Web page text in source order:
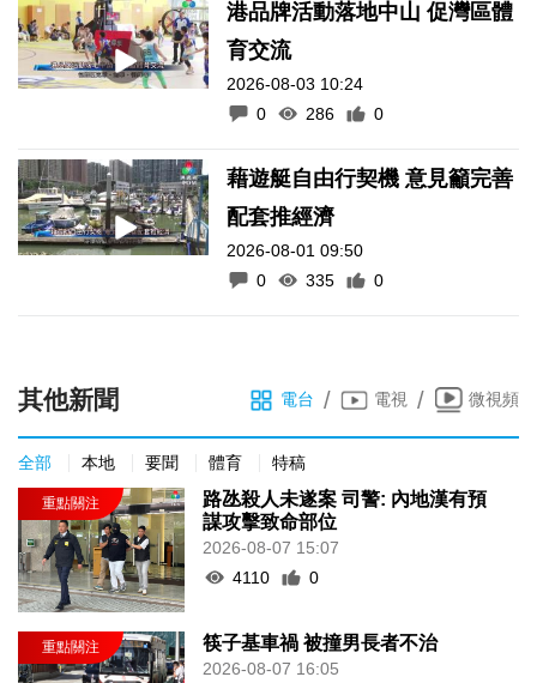
港品牌活動落地中山 促灣區體
育交流
2026-08-03 10:24
0
286 0
藉遊艇自由行契機 意見籲完善
配套推經濟
2026-08-01 09:50
0
335 0
其他新聞 電台 / 電視 / 微視頻
全部 本地 要聞 體育 特稿
路氹殺人未遂案 司警: 內地漢有預
謀攻擊致命部位
2026-08-07 15:07
4110
0
筷子基車禍 被撞男長者不治
2026-08-07 16:05